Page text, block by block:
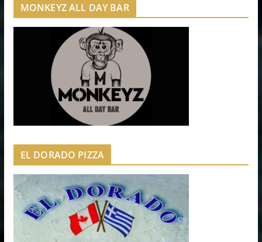
MONKEYZ ALL DAY BAR
EL DORADO PIZZA